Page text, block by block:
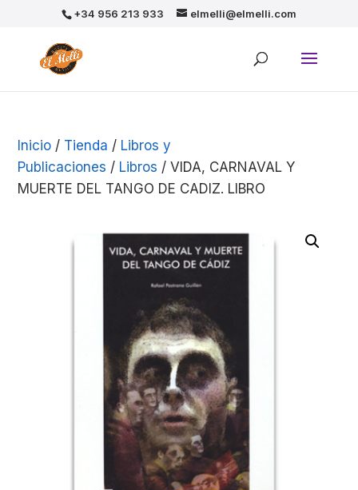
+34 956 213 933 elmelli@elmelli.com
Inicio / Tienda / Libros y
Publicaciones / Libros / VIDA, CARNAVAL Y
MUERTE DEL TANGO DE CADIZ. LIBRO